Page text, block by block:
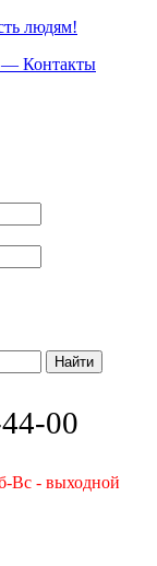
людям!
— Контакты
Найти
00
Вс - выходной